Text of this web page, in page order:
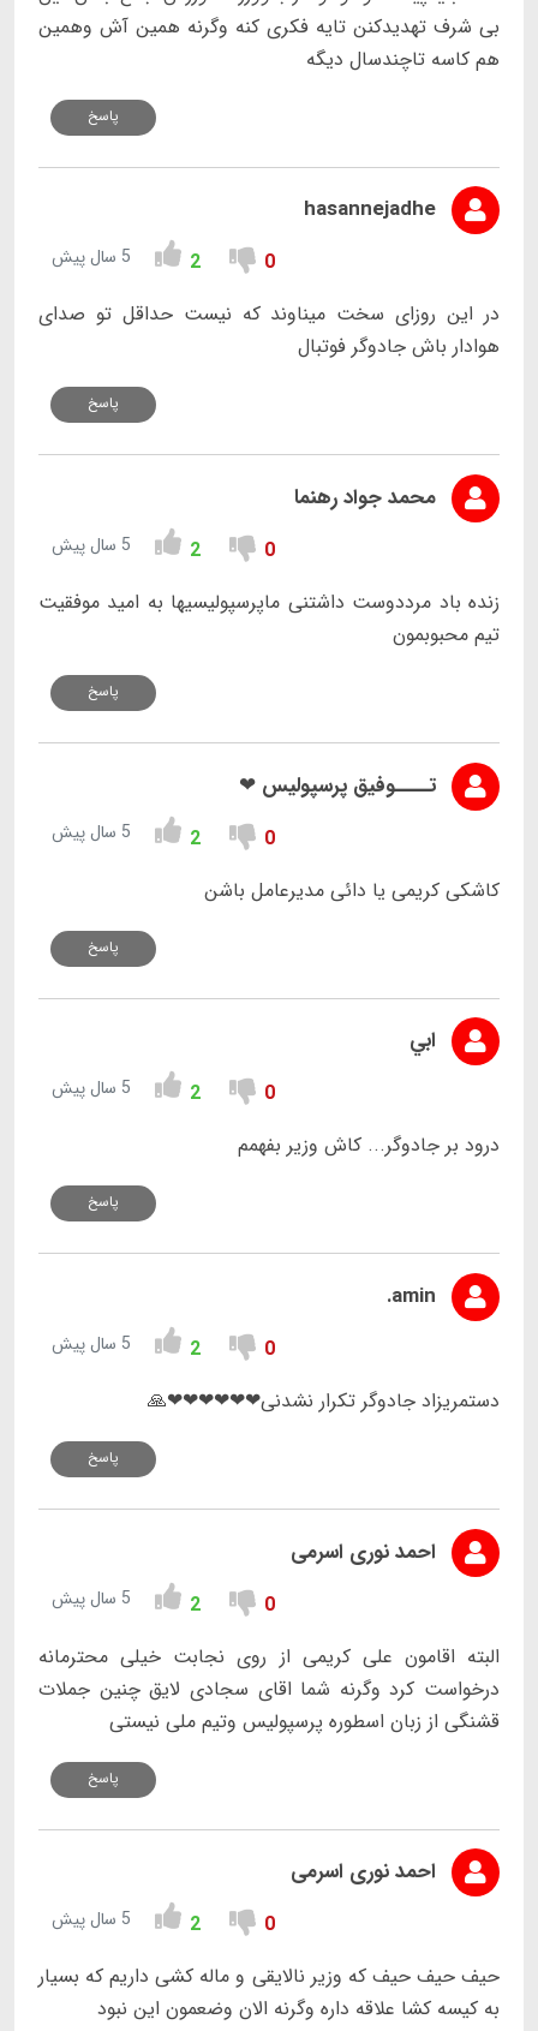
بی شرف تهدیدکنن تایه فکری کنه وگرنه همین آش وهمین
هم کاسه تاچندسال دیگه
پاسخ
hasannejadhe
0
2 5 سال پیش
در این روزای سخت میناوند که نیست حداقل تو صدای
هوادار باش جادوگر فوتبال
پاسخ
محمد جواد رهنما
0
2 5 سال پیش
زنده باد مرددوست داشتنی ماپرسپولیسیها به امید موفقیت
تیم محبوبمون
پاسخ
تــــوفیق پرسپولیس ❤
0
2 5 سال پیش
کاشکی کریمی یا دائی مدیرعامل باشن
پاسخ
ابي
0
2 5 سال پیش
درود بر جادوگر... کاش وزیر بفهمم
پاسخ
amin.
0
2 5 سال پیش
دستمریزاد جادوگر تکرار نشدنی❤❤❤❤❤❤🙏
پاسخ
احمد نوری اسرمی
0
2 5 سال پیش
البته اقامون علی کریمی از روی نجابت خیلی محترمانه
درخواست کرد وگرنه شما اقای سجادی لایق چنین جملات
قشنگی از زبان اسطوره پرسپولیس وتیم ملی نیستی
پاسخ
احمد نوری اسرمی
0
2 5 سال پیش
حیف حیف حیف که وزیر نالایقی و ماله کشی داریم که بسیار
به کیسه کشا علاقه داره وگرنه الان وضعمون این نبود